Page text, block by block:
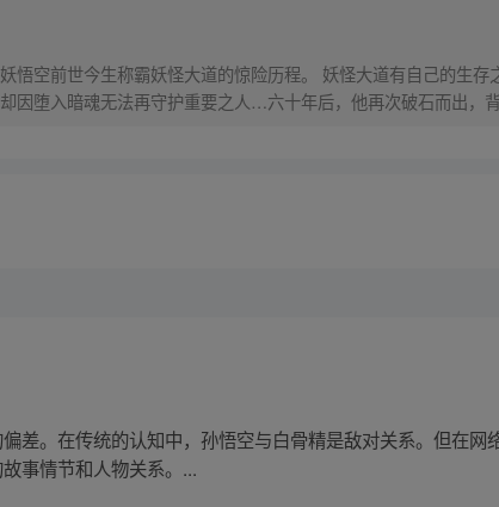
悟空前世今生称霸妖怪大道的惊险历程。 妖怪大道有自己的生存
因堕入暗魂无法再守护重要之人…六十年后，他再次破石而出，
差。在传统的认知中，孙悟空与白骨精是敌对关系。但在网
事情节和人物关系。...